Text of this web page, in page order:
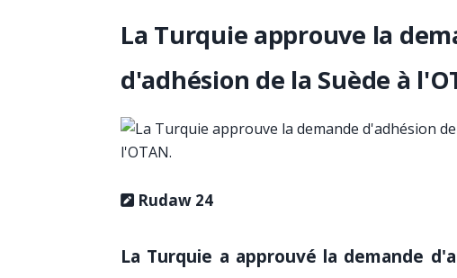
La Turquie approuve la
d'adhésion de la Suède à
Rudaw 24
La Turquie a approuvé la demande